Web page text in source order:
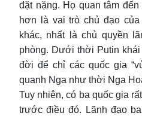
đặt nặng. Họ quan tâm
hơn là vai trò chủ đạo
khác, nhất là chủ quyền
phòng. Dưới thời Putin khái
đời để chỉ các quốc gia
quanh Nga như thời Nga
Tuy nhiên, có ba quốc gia
trước điều đó. Lãnh đạo